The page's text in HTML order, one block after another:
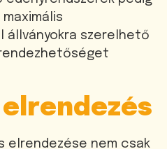
állványokra szerelhető
elrendezése nem csak